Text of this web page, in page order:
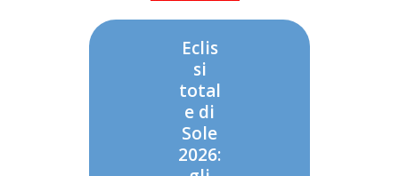
Eclis
si
total
e di
Sole
2026: